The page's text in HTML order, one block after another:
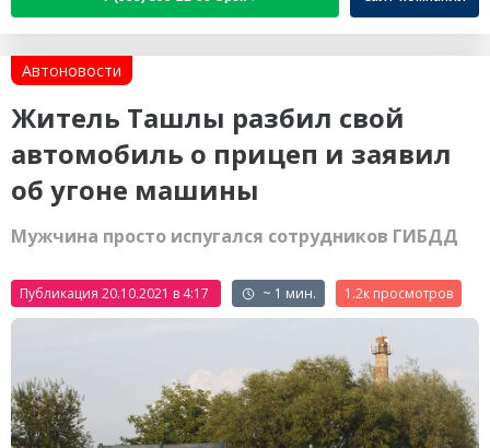
Автоновости
Житель Ташлы разбил свой
автомобиль о прицеп и заявил
об угоне машины
Мужчина просто испугался сотрудников ГИБДД
Публикация 20.10.2021 в 4:17 ~ 1 мин. 1.2к